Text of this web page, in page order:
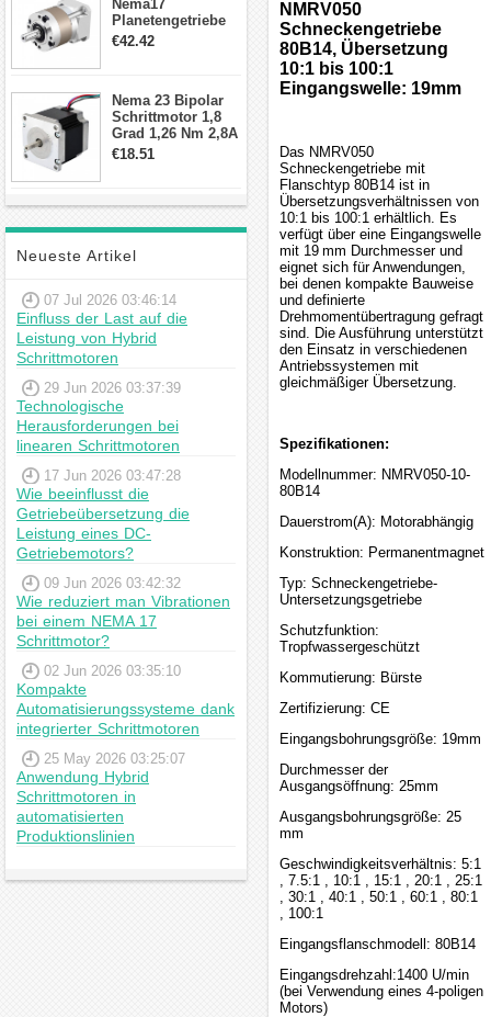
Nema17
Planetengetriebe
10:1 Spiel 15Arc-
€42.42
Nema 23 Bipolar
Schrittmotor 1,8
Grad 1,26 Nm 2,8A
2,5V 4 Drähte
€18.51
Neueste Artikel
07 Jul 2026 03:46:14
Einfluss der Last auf die
Leistung von Hybrid
Schrittmotoren
29 Jun 2026 03:37:39
Technologische
Herausforderungen bei
linearen Schrittmotoren
17 Jun 2026 03:47:28
Wie beeinflusst die
Getriebeübersetzung die
Leistung eines DC-
Getriebemotors?
09 Jun 2026 03:42:32
Wie reduziert man Vibrationen
bei einem NEMA 17
Schrittmotor?
02 Jun 2026 03:35:10
Kompakte
Automatisierungssysteme dank
integrierter Schrittmotoren
25 May 2026 03:25:07
Anwendung Hybrid
Schrittmotoren in
automatisierten
Produktionslinien
NMRV050
Schneckengetriebe
80B14, Übersetzung
10:1 bis 100:1
Eingangswelle: 19mm
Das NMRV050
Schneckengetriebe mit
Flanschtyp 80B14 ist in
Übersetzungsverhältnissen von
10:1 bis 100:1 erhältlich. Es
verfügt über eine Eingangswelle
mit 19 mm Durchmesser und
eignet sich für Anwendungen,
bei denen kompakte Bauweise
und definierte
Drehmomentübertragung gefragt
sind. Die Ausführung unterstützt
den Einsatz in verschiedenen
Antriebssystemen mit
gleichmäßiger Übersetzung.
Spezifikationen:
Modellnummer: NMRV050-10-
80B14
Dauerstrom(A): Motorabhängig
Konstruktion: Permanentmagnet
Typ: Schneckengetriebe-
Untersetzungsgetriebe
Schutzfunktion:
Tropfwassergeschützt
Kommutierung: Bürste
Zertifizierung: CE
Eingangsbohrungsgröße: 19mm
Durchmesser der
Ausgangsöffnung: 25mm
Ausgangsbohrungsgröße: 25
mm
Geschwindigkeitsverhältnis: 5:1
, 7.5:1 , 10:1 , 15:1 , 20:1 , 25:1
, 30:1 , 40:1 , 50:1 , 60:1 , 80:1
, 100:1
Eingangsflanschmodell: 80B14
Eingangsdrehzahl:1400 U/min
(bei Verwendung eines 4-poligen
Motors)